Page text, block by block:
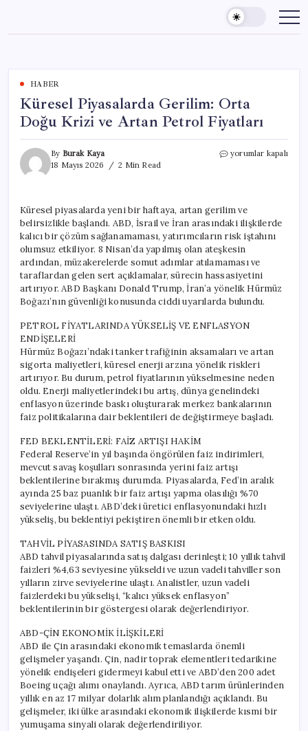
content
HABER
Küresel Piyasalarda Gerilim: Orta
Doğu Krizi ve Artan Petrol Fiyatları
By Burak Kaya
18 Mayıs 2026
2 Min Read
Küresel
Krizi
ve
Artan
Petrol
yorumlar kapalı
Küresel piyasalarda yeni bir haftaya, artan gerilim ve
belirsizlikle başlandı. ABD, İsrail ve İran arasındaki ilişkilerde
kalıcı bir çözüm sağlanamaması, yatırımcıların risk iştahını
olumsuz etkiliyor. 8 Nisan’da yapılmış olan ateşkesin
ardından, müzakerelerde somut adımlar atılamaması ve
taraflardan gelen sert açıklamalar, sürecin hassasiyetini
artırıyor. ABD Başkanı Donald Trump, İran’a yönelik Hürmüz
Boğazı’nın güvenliği konusunda ciddi uyarılarda bulundu.
PETROL FİYATLARINDA YÜKSELİŞ VE ENFLASYON
ENDİŞELERİ
Hürmüz Boğazı’ndaki tanker trafiğinin aksamaları ve artan
sigorta maliyetleri, küresel enerji arzına yönelik riskleri
artırıyor. Bu durum, petrol fiyatlarının yükselmesine neden
oldu. Enerji maliyetlerindeki bu artış, dünya genelindeki
enflasyon üzerinde baskı oluşturarak merkez bankalarının
faiz politikalarına dair beklentileri de değiştirmeye başladı.
FED BEKLENTİLERİ: FAİZ ARTIŞI HAKİM
Federal Reserve’in yıl başında öngörülen faiz indirimleri,
mevcut savaş koşulları sonrasında yerini faiz artışı
beklentilerine bırakmış durumda. Piyasalarda, Fed’in aralık
ayında 25 baz puanlık bir faiz artışı yapma olasılığı %70
seviyelerine ulaştı. ABD’deki üretici enflasyonundaki hızlı
yükseliş, bu beklentiyi pekiştiren önemli bir etken oldu.
TAHVİL PİYASASINDA SATIŞ BASKISI
ABD tahvil piyasalarında satış dalgası derinleşti; 10 yıllık tahvil
faizleri %4,63 seviyesine yükseldi ve uzun vadeli tahviller son
yılların zirve seviyelerine ulaştı. Analistler, uzun vadeli
faizlerdeki bu yükselişi, “kalıcı yüksek enflasyon”
beklentilerinin bir göstergesi olarak değerlendiriyor.
ABD-ÇİN EKONOMİK İLİŞKİLERİ
ABD ile Çin arasındaki ekonomik temaslarda önemli
gelişmeler yaşandı. Çin, nadir toprak elementleri tedarikine
yönelik endişeleri gidermeyi kabul etti ve ABD’den 200 adet
Boeing uçağı alımı onaylandı. Ayrıca, ABD tarım ürünlerinden
yıllık en az 17 milyar dolarlık alım planlandığı açıklandı. Bu
gelişmeler, iki ülke arasındaki ekonomik ilişkilerde kısmi bir
yumuşama sinyali olarak değerlendiriliyor.